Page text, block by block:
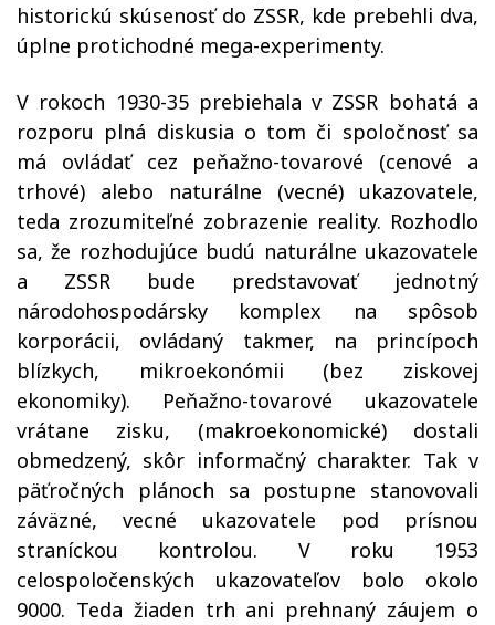
historickú skúsenosť do ZSSR, kde prebehli dva,
úplne protichodné mega-experimenty.
V rokoch 1930-35 prebiehala v ZSSR bohatá a
rozporu plná diskusia o tom či spoločnosť sa
má ovládať cez peňažno-tovarové (cenové a
trhové) alebo naturálne (vecné) ukazovatele,
teda zrozumiteľné zobrazenie reality. Rozhodlo
sa, že rozhodujúce budú naturálne ukazovatele
a ZSSR bude predstavovať jednotný
národohospodársky komplex na spôsob
korporácii, ovládaný takmer, na princípoch
blízkych, mikroekonómii (bez ziskovej
ekonomiky). Peňažno-tovarové ukazovatele
vrátane zisku, (makroekonomické) dostali
obmedzený, skôr informačný charakter. Tak v
päťročných plánoch sa postupne stanovovali
záväzné, vecné ukazovatele pod prísnou
straníckou kontrolou. V roku 1953
celospoločenských ukazovateľov bolo okolo
9000. Teda žiaden trh ani prehnaný záujem o